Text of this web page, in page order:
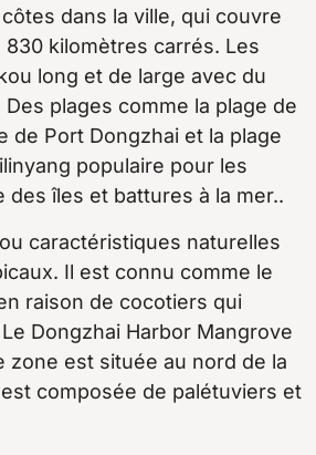
dans la ville, qui couvre
kilomètres carrés. Les
long et de large avec du
plages comme la plage de
de Port Dongzhai et la plage
populaire pour les
des îles et battures à la mer..
caractéristiques naturelles
Il est connu comme le
raison de cocotiers qui
Dongzhai Harbor Mangrove
zone est située au nord de la
composée de palétuviers et